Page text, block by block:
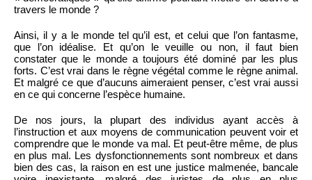
travers le monde ?
Ainsi, il y a le monde tel qu’il est, et celui que l’on fantasme,
que l’on idéalise. Et qu’on le veuille ou non, il faut bien
constater que le monde a toujours été dominé par les plus
forts. C’est vrai dans le règne végétal comme le règne animal.
Et malgré ce que d’aucuns aimeraient penser, c’est vrai aussi
en ce qui concerne l’espèce humaine.
De nos jours, la plupart des individus ayant accès à
l’instruction et aux moyens de communication peuvent voir et
comprendre que le monde va mal. Et peut-être même, de plus
en plus mal. Les dysfonctionnements sont nombreux et dans
bien des cas, la raison en est une justice malmenée, bancale